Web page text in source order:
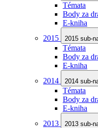
Témata
Body za
E-kniha
2015
2015 sub-
Témata
Body za
E-kniha
2014
2014 sub-
Témata
Body za
E-kniha
2013
2013 sub-